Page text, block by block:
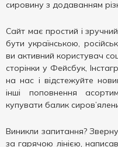
сировину з додаванням
Сайт має простий і
бути українською,
ви активний користувач
сторінки у Фейсбук,
на нас і відстежуйте
інші поповнення
купувати балик
Виникли запитання?
за гарячою лінією,